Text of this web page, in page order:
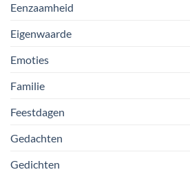
Eenzaamheid
Eigenwaarde
Emoties
Familie
Feestdagen
Gedachten
Gedichten